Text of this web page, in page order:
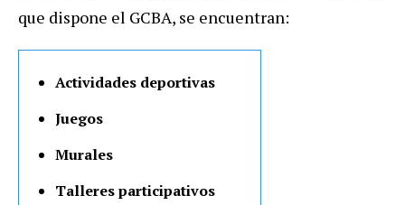
que dispone el GCBA, se encuentran:
Actividades deportivas
Juegos
Murales
Talleres participativos